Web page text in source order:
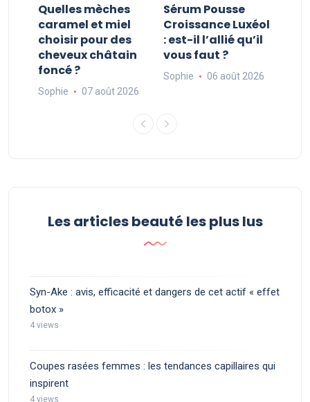
Quelles mèches
caramel et miel
choisir pour des
cheveux châtain
foncé ?
Sophie 07 août 2026
Sérum Pousse
Croissance Luxéol
: est-il l’allié qu’il
vous faut ?
Sophie 06 août 2026
Les articles beauté les plus lus
Syn-Ake : avis, efficacité et dangers de cet actif « effet
botox »
4 views
Coupes rasées femmes : les tendances capillaires qui
inspirent
4 views